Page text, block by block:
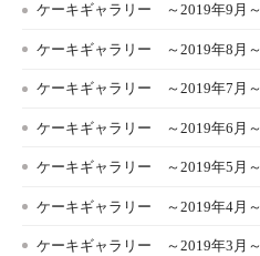
ケーキギャラリー ～2019年9月～
ケーキギャラリー ～2019年8月～
ケーキギャラリー ～2019年7月～
ケーキギャラリー ～2019年6月～
ケーキギャラリー ～2019年5月～
ケーキギャラリー ～2019年4月～
ケーキギャラリー ～2019年3月～